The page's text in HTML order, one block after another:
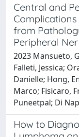
Central and
from
Peripheral
2023 Mansueto,
Falleti, Jessica;
Danielle; Hong,
Marco; Fisicaro,
Puneetpal; Di
How to